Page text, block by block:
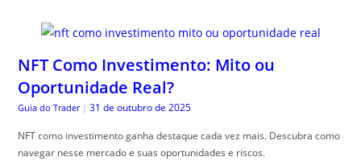
NFT Como Investimento: Mito ou
Oportunidade Real?
Guia do Trader | 31 de outubro de 2025
NFT como investimento ganha destaque cada vez mais. Descubra como
navegar nesse mercado e suas oportunidades e riscos.